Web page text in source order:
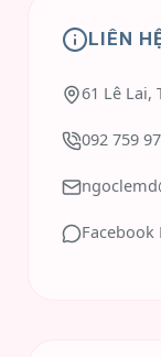
LIÊN
61 Lê Lai,
092 759
Facebook